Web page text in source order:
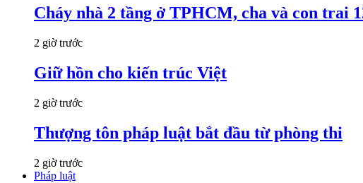
Cháy nhà 2 tầng ở TPHCM, cha và con trai
2 giờ trước
Giữ hồn cho kiến trúc Việt
2 giờ trước
Thượng tôn pháp luật bắt đầu từ phòng thi
2 giờ trước
Pháp luật